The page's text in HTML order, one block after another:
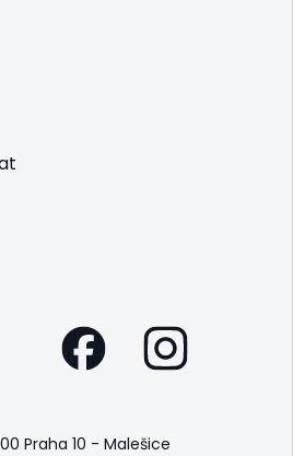
Praha 10 - Malešice